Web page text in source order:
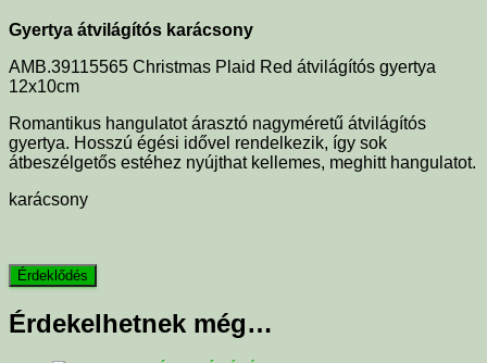
Gyertya átvilágítós karácsony
AMB.39115565 Christmas Plaid Red átvilágítós gyertya
12x10cm
Romantikus hangulatot árasztó nagyméretű átvilágítós
gyertya. Hosszú égési idővel rendelkezik, így sok
átbeszélgetős estéhez nyújthat kellemes, meghitt hangulatot.
karácsony
Érdekelhetnek még…